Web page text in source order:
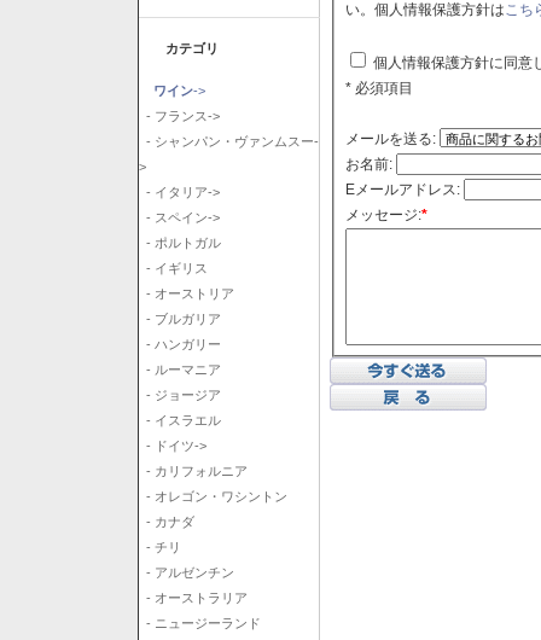
カテゴリ
ワイン->
- フランス->
- シャンパン・ヴァンムスー-
>
- イタリア->
- スペイン->
- ポルトガル
- イギリス
- オーストリア
- ブルガリア
- ハンガリー
- ルーマニア
- ジョージア
- イスラエル
- ドイツ->
- カリフォルニア
- オレゴン・ワシントン
- カナダ
- チリ
- アルゼンチン
- オーストラリア
- ニュージーランド
い。個人情報保護方針はこち
個人情報保護方針に同意
* 必須項目
メールを送る:
お名前:
Eメールアドレス:
メッセージ:*